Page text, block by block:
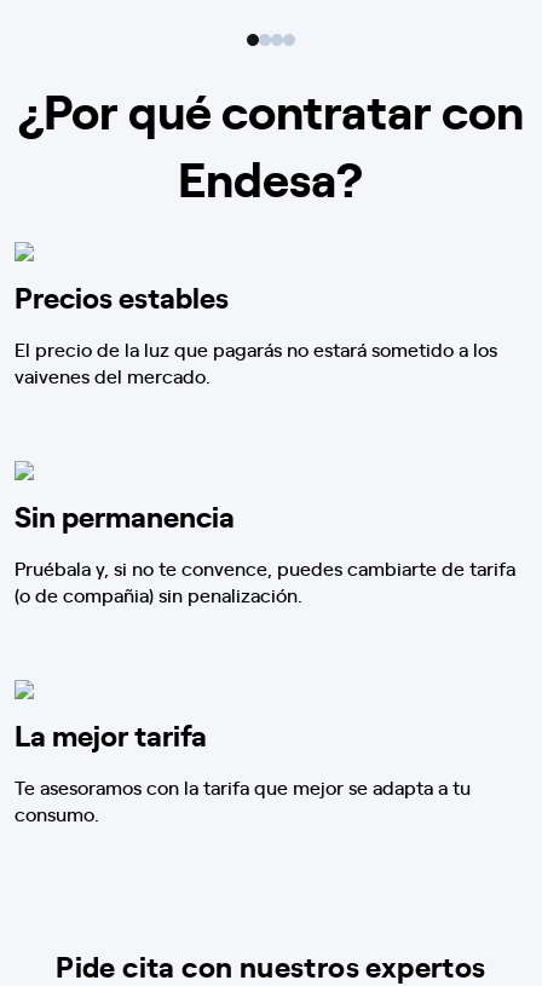
¿Por qué contratar con
Endesa?
Precios estables
El precio de la luz que pagarás no estará sometido a los
vaivenes del mercado.
Sin permanencia
Pruébala y, si no te convence, puedes cambiarte de tarifa
(o de compañia) sin penalización.
La mejor tarifa
Te asesoramos con la tarifa que mejor se adapta a tu
consumo.
Pide cita con nuestros expertos